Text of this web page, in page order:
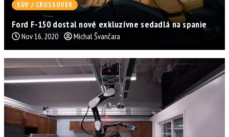
SUV / CROSSOVER
Ford F-150 dostal nové exkluzívne sedadlá na spanie
Nov 16, 2020 Michal Švančara